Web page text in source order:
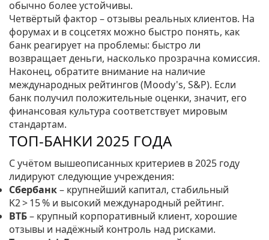
обычно более устойчивы.
Четвёртый фактор – отзывы реальных клиентов. На
форумах и в соцсетях можно быстро понять, как
банк реагирует на проблемы: быстро ли
возвращает деньги, насколько прозрачна комиссия.
Наконец, обратите внимание на наличие
международных рейтингов (Moody's, S&P). Если
банк получил положительные оценки, значит, его
финансовая культура соответствует мировым
стандартам.
ТОП‑БАНКИ 2025 ГОДА
С учётом вышеописанных критериев в 2025 году
лидируют следующие учреждения:
Сбербанк– крупнейший капитал, стабильный
K2 > 15 % и высокий международный рейтинг.
ВТБ– крупный корпоративный клиент, хорошие
отзывы и надёжный контроль над рисками.